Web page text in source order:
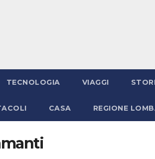
TECNOLOGIA VIAGGI
CASA REGIONE